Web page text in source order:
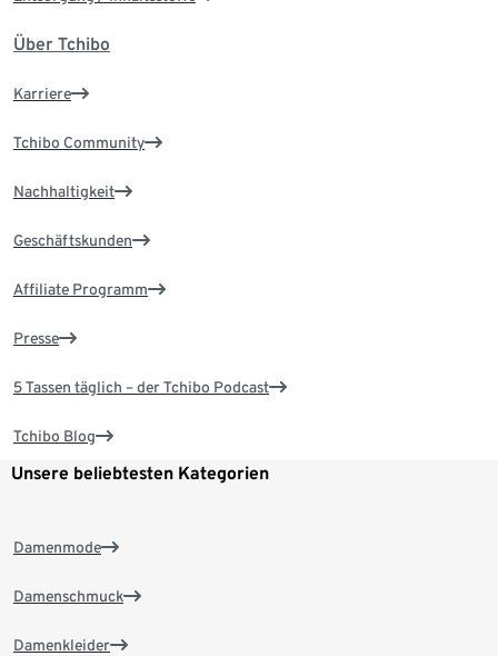
Über Tchibo
Karriere
Tchibo Community
Nachhaltigkeit
Geschäftskunden
Affiliate Programm
Presse
5 Tassen täglich – der Tchibo Podcast
Tchibo Blog
Unsere beliebtesten Kategorien
Damenmode
Damenschmuck
Damenkleider